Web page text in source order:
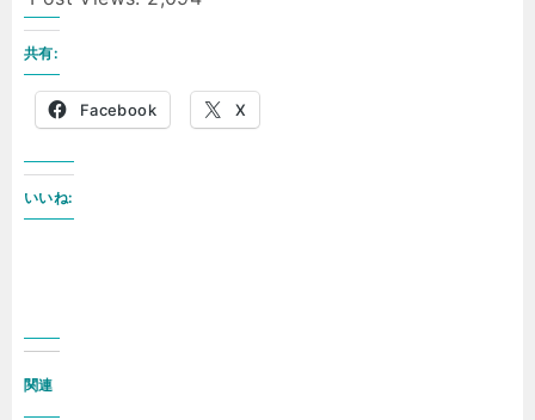
共有:
Facebook X
いいね:
関連